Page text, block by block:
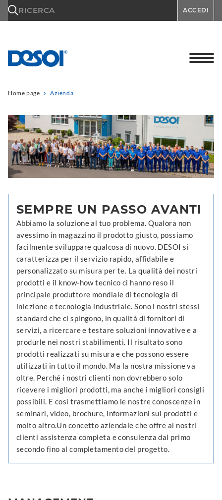
RICERCA ACCEDI
Home page Azienda
SEMPRE UN PASSO AVANTI
Abbiamo la soluzione al tuo problema. Qualora non
avessimo in magazzino il prodotto giusto, possiamo
facilmente sviluppare qualcosa di nuovo. DESOI si
caratterizza per il servizio rapido, affidabile e
personalizzato su misura per te. La qualità dei nostri
prodotti e il know-how tecnico ci hanno reso il
principale produttore mondiale di tecnologia di
iniezione e tecnologia industriale. Sono i nostri stessi
standard che ci spingono, in qualità di fornitori di
servizi, a ricercare e testare soluzioni innovative e a
produrle nei nostri stabilimenti. Il risultato sono
prodotti realizzati su misura e che possono essere
utilizzati in tutto il mondo. Ma la nostra missione va
oltre. Perché i nostri clienti non dovrebbero solo
ricevere i migliori prodotti, ma anche i migliori consigli
possibili. E così trasmettiamo le nostre conoscenze in
seminari, video, brochure, informazioni sui prodotti e
molto altro.Un concetto aziendale che offre ai nostri
clienti assistenza completa e consulenza dal primo
secondo fino al completamento del progetto.